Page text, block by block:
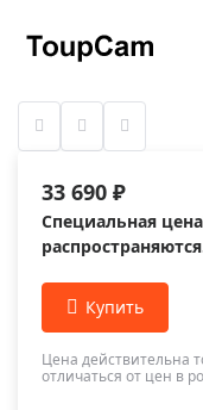
33 690 ₽
Специальная
Цена действительна
отличаться от цен в